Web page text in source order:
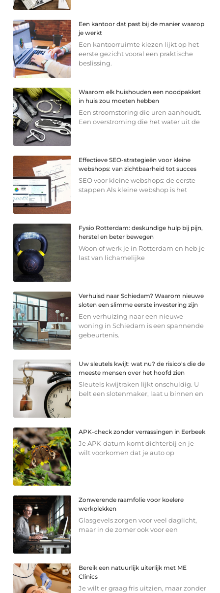
Een kantoor dat past bij de manier waarop
je werkt
Een kantoorruimte kiezen lijkt op het
eerste gezicht vooral een praktische
beslissing.
Waarom elk huishouden een noodpakket
in huis zou moeten hebben
Een stroomstoring die uren aanhoudt.
Een overstroming die het water uit de
Effectieve SEO-strategieën voor kleine
webshops: van zichtbaarheid tot succes
SEO voor kleine webshops: de eerste
stappen Als kleine webshop is het
Fysio Rotterdam: deskundige hulp bij pijn,
herstel en beter bewegen
Woon of werk je in Rotterdam en heb je
last van lichamelijke
Verhuisd naar Schiedam? Waarom nieuwe
sloten een slimme eerste investering zijn
Een verhuizing naar een nieuwe
woning in Schiedam is een spannende
gebeurtenis.
Uw sleutels kwijt: wat nu? de risico's die de
meeste mensen over het hoofd zien
Sleutels kwijtraken lijkt onschuldig. U
belt een slotenmaker, laat u binnen en
APK-check zonder verrassingen in Eerbeek
Je APK-datum komt dichterbij en je
wilt voorkomen dat je auto op
Zonwerende raamfolie voor koelere
werkplekken
Glasgevels zorgen voor veel daglicht,
maar in de zomer ook voor een
Bereik een natuurlijk uiterlijk met ME
Clinics
Je wilt er graag fris uitzien, maar zonder